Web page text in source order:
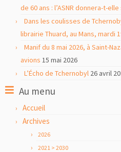
de 60 ans : l’ASNR donnera-t-
Dans les coulisses de
librairie Thuard, au Mans, mardi
Manif du 8 mai 2026, à Saint-
avions 15 mai 2026
L’Écho de Tchernobyl 26 avril
Au menu
Accueil
Archives
2026
2021 > 2030